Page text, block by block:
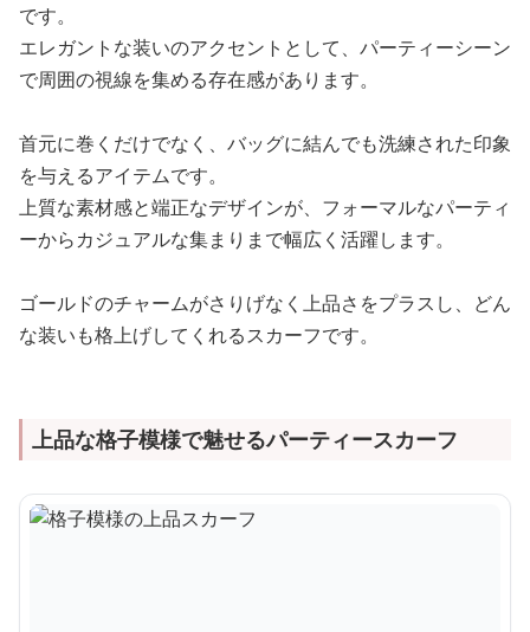
です。
エレガントな装いのアクセントとして、パーティーシーン
で周囲の視線を集める存在感があります。
首元に巻くだけでなく、バッグに結んでも洗練された印象
を与えるアイテムです。
上質な素材感と端正なデザインが、フォーマルなパーティ
ーからカジュアルな集まりまで幅広く活躍します。
ゴールドのチャームがさりげなく上品さをプラスし、どん
な装いも格上げしてくれるスカーフです。
上品な格子模様で魅せるパーティースカーフ